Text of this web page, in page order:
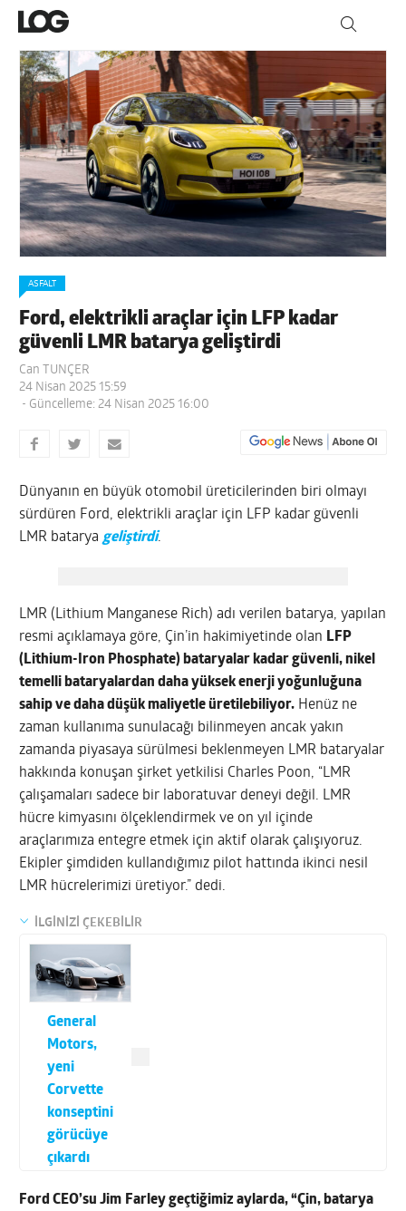
ASFALT
Ford, elektrikli araçlar için LFP kadar
güvenli LMR batarya geliştirdi
Can TUNÇER
24 Nisan 2025 15:59
- Güncelleme: 24 Nisan 2025 16:00
Dünyanın en büyük otomobil üreticilerinden biri olmayı
sürdüren Ford, elektrikli araçlar için LFP kadar güvenli
LMR batarya geliştirdi.
LMR (Lithium Manganese Rich) adı verilen batarya, yapılan
resmi açıklamaya göre, Çin’in hakimiyetinde olan LFP
(Lithium-Iron Phosphate) bataryalar kadar güvenli, nikel
temelli bataryalardan daha yüksek enerji yoğunluğuna
sahip ve daha düşük maliyetle üretilebiliyor. Henüz ne
zaman kullanıma sunulacağı bilinmeyen ancak yakın
zamanda piyasaya sürülmesi beklenmeyen LMR bataryalar
hakkında konuşan şirket yetkilisi Charles Poon, “LMR
çalışamaları sadece bir laboratuvar deneyi değil. LMR
hücre kimyasını ölçeklendirmek ve on yıl içinde
araçlarımıza entegre etmek için aktif olarak çalışıyoruz.
Ekipler şimdiden kullandığımız pilot hattında ikinci nesil
LMR hücrelerimizi üretiyor.” dedi.
İLGİNİZİ ÇEKEBİLİR
General
Motors,
yeni
Corvette
konseptini
görücüye
çıkardı
Ford CEO’su Jim Farley geçtiğimiz aylarda, “Çin, batarya